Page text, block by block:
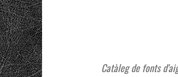
Catàleg de fonts